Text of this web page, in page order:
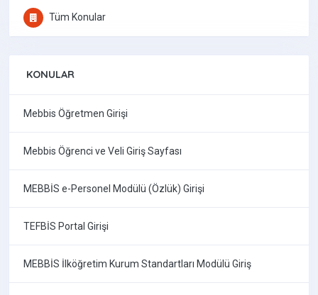
Tüm Konular
KONULAR
Mebbis Öğretmen Girişi
Mebbis Öğrenci ve Veli Giriş Sayfası
MEBBİS e-Personel Modülü (Özlük) Girişi
TEFBİS Portal Girişi
MEBBİS İlköğretim Kurum Standartları Modülü Giriş